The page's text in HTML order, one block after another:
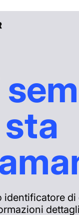
identificatore